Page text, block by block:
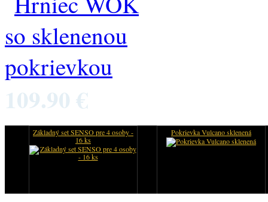
109.90 €
Základný set SENSO pre 4 osoby -
16 ks
Pokrievka Vulcano sklenená